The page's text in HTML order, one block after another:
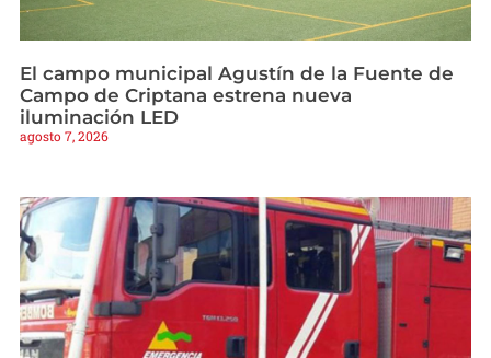
El campo municipal Agustín de la Fuente de
Campo de Criptana estrena nueva
iluminación LED
agosto 7, 2026